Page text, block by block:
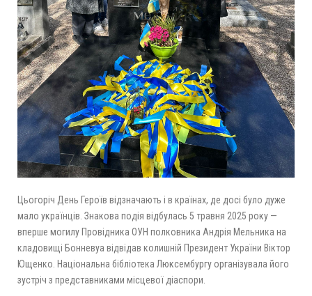
Цьогоріч День Героїв відзначають і в країнах, де досі було дуже
мало українців. Знакова подія відбулась 5 травня 2025 року —
вперше могилу Провідника ОУН полковника Андрія Мельника на
кладовищі Бонневуа відвідав колишній Президент України Віктор
Ющенко. Національна бібліотека Люксембургу організувала його
зустріч з представниками місцевої діаспори.